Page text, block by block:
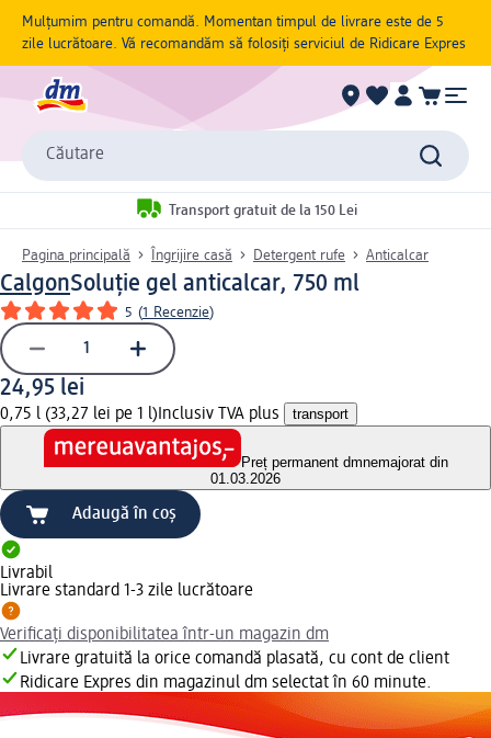
Mulțumim pentru comandă. Momentan timpul de livrare este de 5
zile lucrătoare. Vă recomandăm să folosiți serviciul de Ridicare Expres
Căutare
Transport gratuit de la 150 Lei
Pagina principală Îngrijire casă Detergent rufe Anticalcar
CalgonSoluție gel anticalcar, 750 ml
5 (1 Recenzie)
24,95 lei
0,75 l (33,27 lei pe 1 l) Inclusiv TVA plus transport
Preț permanent dmnemajorat din
01.03.2026
Adaugă în coș
Livrabil
Livrare standard 1-3 zile lucrătoare
Verificați disponibilitatea într-un magazin dm
Livrare gratuită la orice comandă plasată, cu cont de client
Ridicare Expres din magazinul dm selectat în 60 minute.